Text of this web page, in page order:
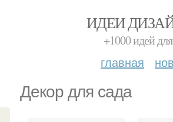
ИДЕИ
+1000 идей
главная
Декор для сада